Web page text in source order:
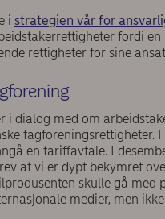
i strategien vår for
fordi
rettigheter for sine
i dialog med om
fagforeningsrettigheter.
en tariffavtale. I
at vi er dypt bekymret
skulle gå
medier, men ikke